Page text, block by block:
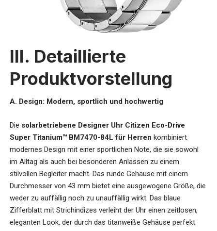
III. Detaillierte
Produktvorstellung
A. Design: Modern, sportlich und hochwertig
Die solarbetriebene Designer Uhr Citizen Eco-Drive
Super Titanium™ BM7470-84L für Herren kombiniert
modernes Design mit einer sportlichen Note, die sie sowohl
im Alltag als auch bei besonderen Anlässen zu einem
stilvollen Begleiter macht. Das runde Gehäuse mit einem
Durchmesser von 43 mm bietet eine ausgewogene Größe, die
weder zu auffällig noch zu unauffällig wirkt. Das blaue
Zifferblatt mit Strichindizes verleiht der Uhr einen zeitlosen,
eleganten Look, der durch das titanweiße Gehäuse perfekt